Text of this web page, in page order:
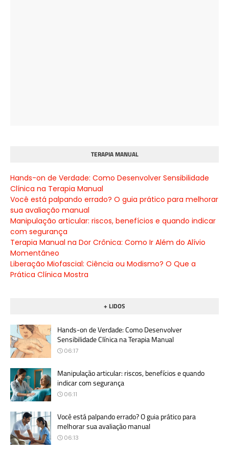
TERAPIA MANUAL
Hands-on de Verdade: Como Desenvolver Sensibilidade
Clínica na Terapia Manual
Você está palpando errado? O guia prático para melhorar
sua avaliação manual
Manipulação articular: riscos, benefícios e quando indicar
com segurança
Terapia Manual na Dor Crônica: Como Ir Além do Alívio
Momentâneo
Liberação Miofascial: Ciência ou Modismo? O Que a
Prática Clínica Mostra
+ LIDOS
Hands-on de Verdade: Como Desenvolver
Sensibilidade Clínica na Terapia Manual
06:17
Manipulação articular: riscos, benefícios e quando
indicar com segurança
06:11
Você está palpando errado? O guia prático para
melhorar sua avaliação manual
06:13